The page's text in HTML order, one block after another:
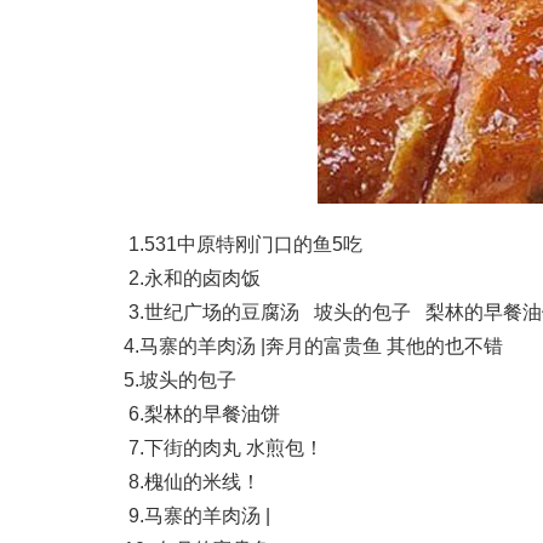
1.531中原特刚门口的鱼5吃
2.永和的卤肉饭
3.世纪广场的豆腐汤 坡头的包子 梨林的早餐
4.马寨的羊肉汤 |奔月的富贵鱼 其他的也不错
5.坡头的包子
6.梨林的早餐油饼
7.下街的肉丸 水煎包！
8.槐仙的米线！
9.马寨的羊肉汤 |